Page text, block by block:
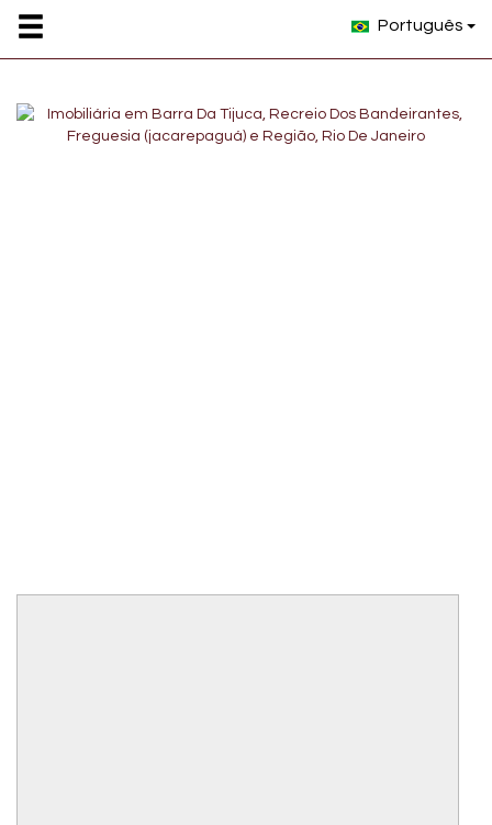
Português